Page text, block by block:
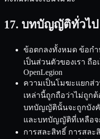
17. บทบัญญัติทั่วไป
ข้อตกลงทั้งหมด ข้อก
เป็นส่วนตัวของเรา ถื
OpenLegion
ความเป็นโมฆะแยก
เหล่านี้ถูกถือว่าไม่ถูก
บทบัญญัตินั้นจะถูกบัง
และบทบัญญัติที่เหลือจ
การสละสิทธิ์ การสล